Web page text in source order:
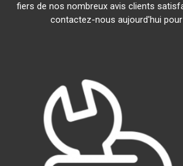
fiers de nos nombreux avis clients
contactez-nous aujourd'hui